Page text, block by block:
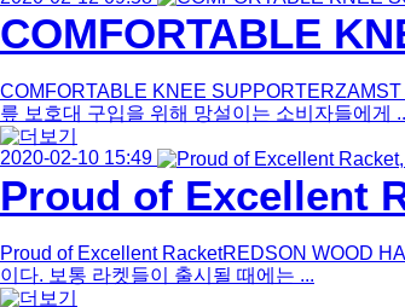
COMFORTABLE
COMFORTABLE KNEE
릎 보호대 구입을 위해 망설이는 소비자들에게
2020-02-10 15:49
Proud of Excellent
Proud of Excellent RacketREDSON WOOD
이다. 보통 라켓들이 출시될 때에는 ...